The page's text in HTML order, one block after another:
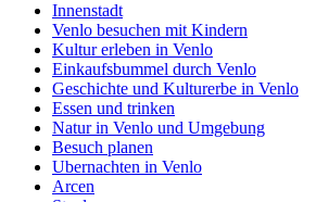
Innenstadt
Venlo besuchen mit Kindern
Kultur erleben in Venlo
Einkaufsbummel durch Venlo
Geschichte und Kulturerbe in Venlo
Essen und trinken
Natur in Venlo und Umgebung
Besuch planen
Ubernachten in Venlo
Arcen